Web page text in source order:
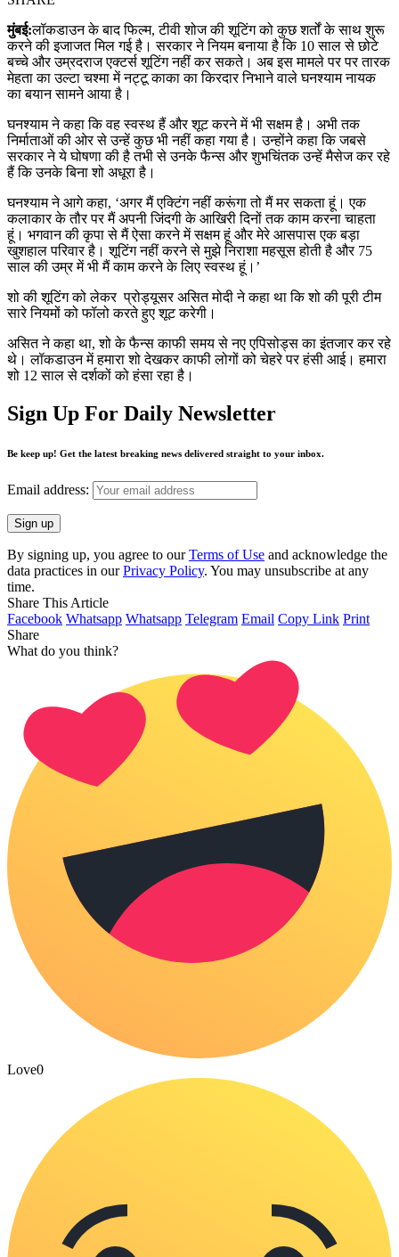
मुंबई:लॉकडाउन के बाद फिल्म, टीवी शोज की शूटिंग को कुछ शर्तों के साथ शुरू
करने की इजाजत मिल गई है। सरकार ने नियम बनाया है कि 10 साल से छोटे
बच्चे और उम्रदराज एक्टर्स शूटिंग नहीं कर सकते। अब इस मामले पर पर तारक
मेहता का उल्टा चश्मा में नट्टू काका का किरदार निभाने वाले घनश्याम नायक
का बयान सामने आया है।
घनश्याम ने कहा कि वह स्वस्थ हैं और शूट करने में भी सक्षम है। अभी तक
निर्माताओं की ओर से उन्हें कुछ भी नहीं कहा गया है। उन्होंने कहा कि जबसे
सरकार ने ये घोषणा की है तभी से उनके फैन्स और शुभचिंतक उन्हें मैसेज कर रहे
हैं कि उनके बिना शो अधूरा है।
घनश्याम ने आगे कहा, ‘अगर मैं एक्टिंग नहीं करूंगा तो मैं मर सकता हूं। एक
कलाकार के तौर पर मैं अपनी जिंदगी के आखिरी दिनों तक काम करना चाहता
हूं। भगवान की कृपा से मैं ऐसा करने में सक्षम हूं और मेरे आसपास एक बड़ा
खुशहाल परिवार है। शूटिंग नहीं करने से मुझे निराशा महसूस होती है और 75
साल की उम्र में भी मैं काम करने के लिए स्वस्थ हूं।’
शो की शूटिंग को लेकर प्रोड्यूसर असित मोदी ने कहा था कि शो की पूरी टीम
सारे नियमों को फॉलो करते हुए शूट करेगी।
असित ने कहा था, शो के फैन्स काफी समय से नए एपिसोड्स का इंतजार कर रहे
थे। लॉकडाउन में हमारा शो देखकर काफी लोगों को चेहरे पर हंसी आई। हमारा
शो 12 साल से दर्शकों को हंसा रहा है।
Sign Up For Daily Newsletter
Be keep up! Get the latest breaking news delivered straight to your inbox.
Email address:
By signing up, you agree to ourTerms of Use and acknowledge the
data practices in ourPrivacy Policy. You may unsubscribe at any
time.
Share This Article
Facebook Whatsapp Whatsapp Telegram Email Copy Link Print
Share
What do you think?
Love0